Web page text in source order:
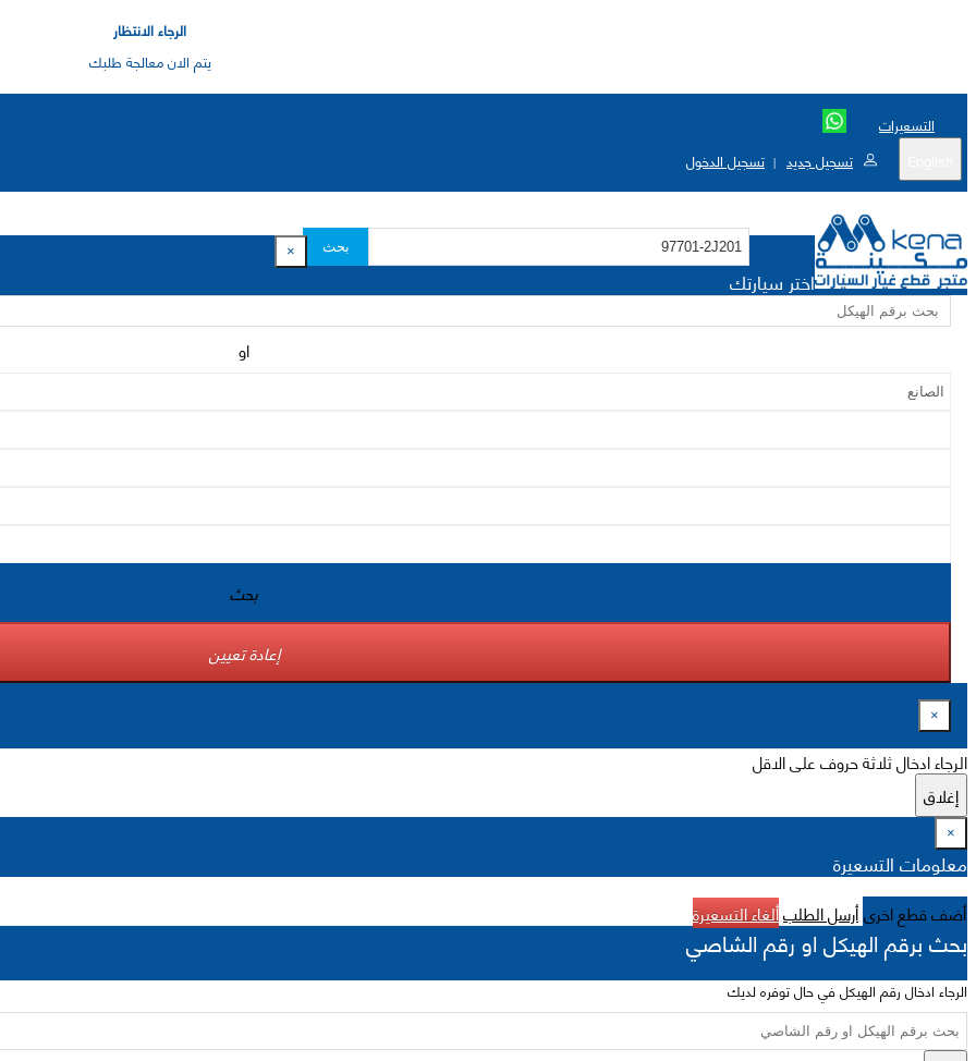
الرجاء الانتظار
يتم الان معالجة طلبك
التسعيرات
تسجيل جديد | تسجيل الدخول
بحث ×
اختر سيارتك
او
بحث
إعادة تعيين
×
الرجاء ادخال ثلاثة حروف على الاقل
إغلاق
×
معلومات التسعيرة
أضف قطع اخرىأرسل الطلبألغاء التسعيرة
بحث برقم الهيكل او رقم الشاصي
الرجاء ادخال رقم الهيكل في حال توفره لديك